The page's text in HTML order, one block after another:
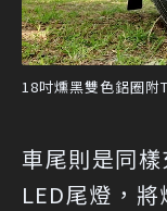
18吋燻黑雙色鋁圈
車尾則是同
LED尾燈，